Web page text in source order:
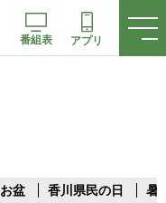
番組表 アプリ
お盆 香川県民の日 暑